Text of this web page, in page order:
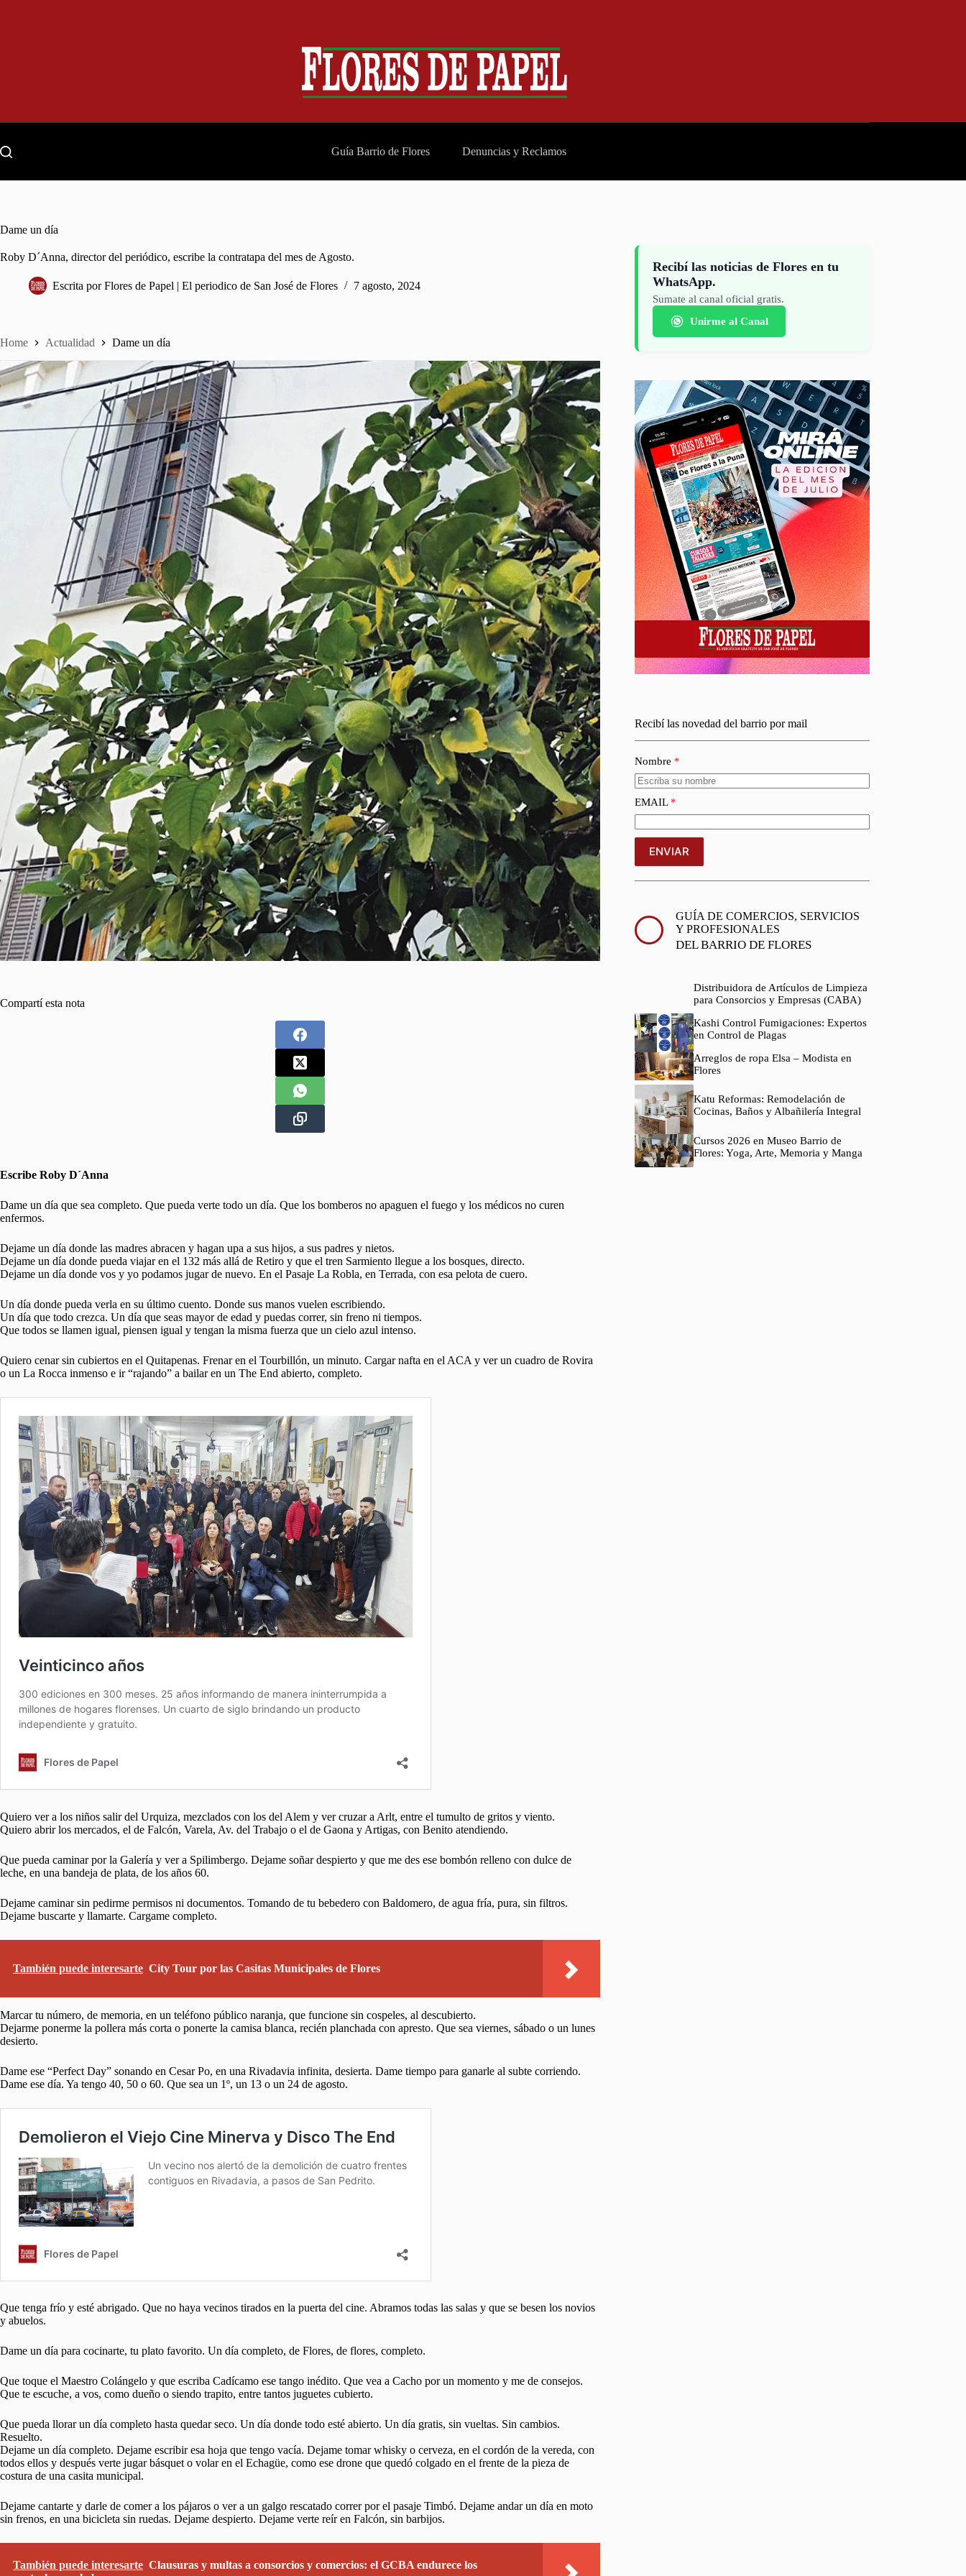
Guía Barrio de Flores Denuncias y Reclamos
Dame un día
Roby D´Anna, director del periódico, escribe la contratapa del mes de Agosto.
Escrita por Flores de Papel | El periodico de San José de Flores 7 agosto, 2024
Home Actualidad Dame un día
Compartí esta nota
Escribe Roby D´Anna
Dame un día que sea completo. Que pueda verte todo un día. Que los bomberos no apaguen el fuego y los médicos no curen
enfermos.
Dejame un día donde las madres abracen y hagan upa a sus hijos, a sus padres y nietos.
Dejame un día donde pueda viajar en el 132 más allá de Retiro y que el tren Sarmiento llegue a los bosques, directo.
Dejame un día donde vos y yo podamos jugar de nuevo. En el Pasaje La Robla, en Terrada, con esa pelota de cuero.
Un día donde pueda verla en su último cuento. Donde sus manos vuelen escribiendo.
Un día que todo crezca. Un día que seas mayor de edad y puedas correr, sin freno ni tiempos.
Que todos se llamen igual, piensen igual y tengan la misma fuerza que un cielo azul intenso.
Quiero cenar sin cubiertos en el Quitapenas. Frenar en el Tourbillón, un minuto. Cargar nafta en el ACA y ver un cuadro de Rovira
o un La Rocca inmenso e ir “rajando” a bailar en un The End abierto, completo.
Quiero ver a los niños salir del Urquiza, mezclados con los del Alem y ver cruzar a Arlt, entre el tumulto de gritos y viento.
Quiero abrir los mercados, el de Falcón, Varela, Av. del Trabajo o el de Gaona y Artigas, con Benito atendiendo.
Que pueda caminar por la Galería y ver a Spilimbergo. Dejame soñar despierto y que me des ese bombón relleno con dulce de
leche, en una bandeja de plata, de los años 60.
Dejame caminar sin pedirme permisos ni documentos. Tomando de tu bebedero con Baldomero, de agua fría, pura, sin filtros.
Dejame buscarte y llamarte. Cargame completo.
También puede interesarte City Tour por las Casitas Municipales de Flores
Marcar tu número, de memoria, en un teléfono público naranja, que funcione sin cospeles, al descubierto.
Dejarme ponerme la pollera más corta o ponerte la camisa blanca, recién planchada con apresto. Que sea viernes, sábado o un lunes
desierto.
Dame ese “Perfect Day” sonando en Cesar Po, en una Rivadavia infinita, desierta. Dame tiempo para ganarle al subte corriendo.
Dame ese día. Ya tengo 40, 50 o 60. Que sea un 1º, un 13 o un 24 de agosto.
Que tenga frío y esté abrigado. Que no haya vecinos tirados en la puerta del cine. Abramos todas las salas y que se besen los novios
y abuelos.
Dame un día para cocinarte, tu plato favorito. Un día completo, de Flores, de flores, completo.
Que toque el Maestro Colángelo y que escriba Cadícamo ese tango inédito. Que vea a Cacho por un momento y me de consejos.
Que te escuche, a vos, como dueño o siendo trapito, entre tantos juguetes cubierto.
Que pueda llorar un día completo hasta quedar seco. Un día donde todo esté abierto. Un día gratis, sin vueltas. Sin cambios.
Resuelto.
Dejame un día completo. Dejame escribir esa hoja que tengo vacía. Dejame tomar whisky o cerveza, en el cordón de la vereda, con
todos ellos y después verte jugar básquet o volar en el Echagüe, como ese drone que quedó colgado en el frente de la pieza de
costura de una casita municipal.
Dejame cantarte y darle de comer a los pájaros o ver a un galgo rescatado correr por el pasaje Timbó. Dejame andar un día en moto
sin frenos, en una bicicleta sin ruedas. Dejame despierto. Dejame verte reír en Falcón, sin barbijos.
También puede interesarte Clausuras y multas a consorcios y comercios: el GCBA endurece los
Recibí las noticias de Flores en tu
WhatsApp.
Sumate al canal oficial gratis.
Unirme al Canal
Recibí las novedad del barrio por mail
Nombre
EMAIL
ENVIAR
GUÍA DE COMERCIOS, SERVICIOS
Y PROFESIONALES
DEL BARRIO DE FLORES
Distribuidora de Artículos de Limpieza
para Consorcios y Empresas (CABA)
Kashi Control Fumigaciones: Expertos
en Control de Plagas
Arreglos de ropa Elsa – Modista en
Flores
Katu Reformas: Remodelación de
Cocinas, Baños y Albañilería Integral
Cursos 2026 en Museo Barrio de
Flores: Yoga, Arte, Memoria y Manga